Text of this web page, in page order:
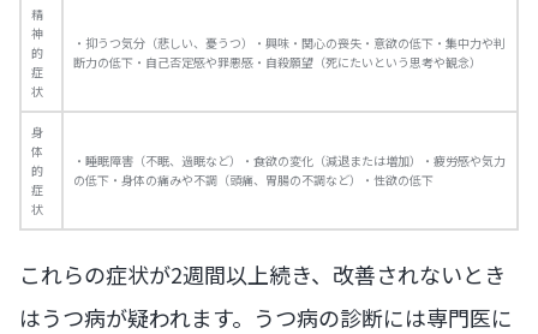
精
神
的
症
状
・抑うつ気分（悲しい、憂うつ）・興味・関心の喪失・意欲の低下・集中力や判
断力の低下・自己否定感や罪悪感・自殺願望（死にたいという思考や観念）
身
体
的
症
状
・睡眠障害（不眠、過眠など）・食欲の変化（減退または増加）・疲労感や気力
の低下・身体の痛みや不調（頭痛、胃腸の不調など）・性欲の低下
これらの症状が2週間以上続き、改善されないとき
はうつ病が疑われます。うつ病の診断には専門医に